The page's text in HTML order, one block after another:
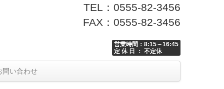
TEL：0555-82-3456
FAX：0555-82-3456
営業時間：8:15～16:45
定 休 日 ： 不定休
い合わせ